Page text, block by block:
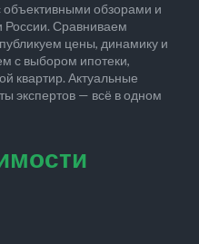
обзорами и
России. Сравниваем
цены, динамику и
с выбором ипотеки,
квартир. Актуальные
экспертов — всё в одном